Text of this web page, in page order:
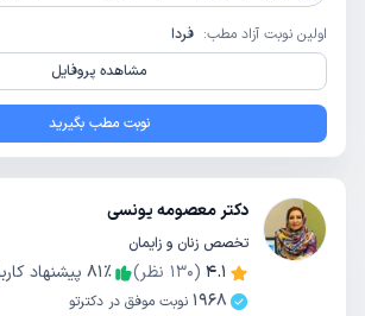
اولین نوبت آزاد مطب: فردا
مشاهده پروفایل
نوبت مطب بگیرید
دکتر معصومه یونسی
تخصص زنان و زایمان
4.1
(
130 نظر) 81٪
پیشنهاد
1968 نوبت موفق در دکترتو